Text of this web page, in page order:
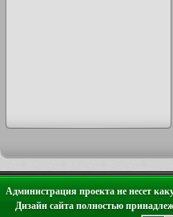
Администрация проекта не несет
Дизайн сайта полностью